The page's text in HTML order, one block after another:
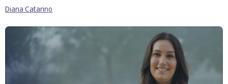
Diana Catarino